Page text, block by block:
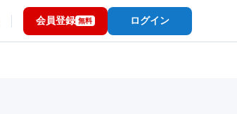
会員登録 無料 ログイン